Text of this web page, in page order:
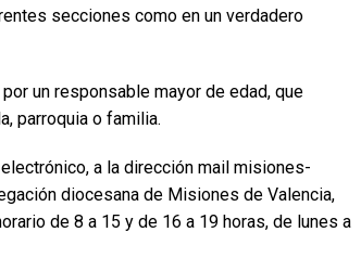
secciones como en un verdadero
un responsable mayor de edad, que
parroquia o familia.
a la dirección mail misiones-
diocesana de Misiones de Valencia,
de 8 a 15 y de 16 a 19 horas, de lunes a